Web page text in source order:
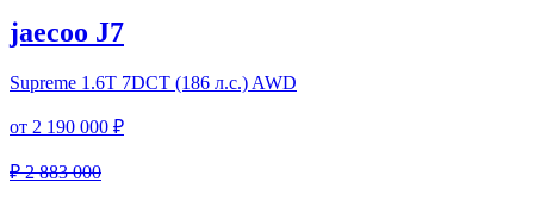
jaecoo J7
Supreme 1.6T 7DCT (186 л.с.) AWD
от 2 190 000 ₽
₽ 2 883 000